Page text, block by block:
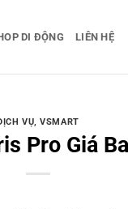
DI ĐỘNG LIÊN HỆ
VỤ,VSMART
Pro Giá